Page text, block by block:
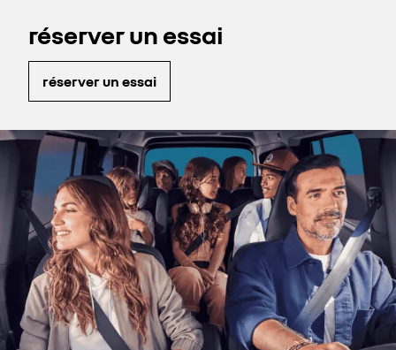
réserver un essai
réserver un essai